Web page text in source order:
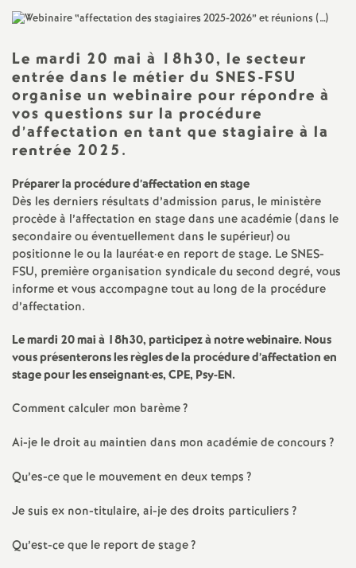
i
o
n
a
l
d
e
s
E
s
i
Le mardi 20 mai à 18h30, le secteur
entrée dans le métier du SNES-FSU
organise un webinaire pour répondre à
vos questions sur la procédure
d’affectation en tant que stagiaire à la
rentrée 2025.
Préparer la procédure d’affectation en stage
Dès les derniers résultats d’admission parus, le ministère
procède à l’affectation en stage dans une académie (dans le
secondaire ou éventuellement dans le supérieur) ou
positionne le ou la lauréat·e en report de stage. Le SNES-
FSU, première organisation syndicale du second degré, vous
informe et vous accompagne tout au long de la procédure
d’affectation.
Le mardi 20 mai à 18h30, participez à notre webinaire. Nous
vous présenterons les règles de la procédure d’affectation en
stage pour les enseignant·es, CPE, Psy-EN.
Comment calculer mon barème?
Ai-je le droit au maintien dans mon académie de concours?
Qu’es-ce que le mouvement en deux temps?
Je suis ex non-titulaire, ai-je des droits particuliers?
Qu’est-ce que le report de stage?